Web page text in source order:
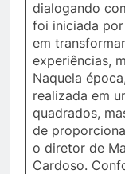
dialogando
foi iniciada
em
experiências,
Naquela
realizada em
quadrados,
de
o diretor de
Cardoso.